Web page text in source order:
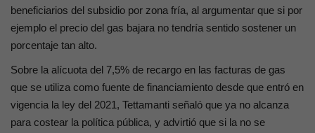
beneficiarios del subsidio por zona fría, al argumentar que si por
ejemplo el precio del gas bajara no tendría sentido sostener un
porcentaje tan alto.
Sobre la alícuota del 7,5% de recargo en las facturas de gas
que se utiliza como fuente de financiamiento desde que entró en
vigencia la ley del 2021, Tettamanti señaló que ya no alcanza
para costear la política pública, y advirtió que si la no se